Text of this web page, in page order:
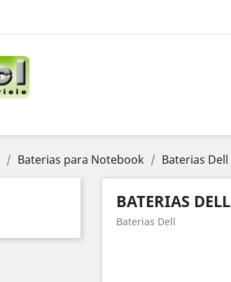
Baterias para Notebook Baterias Dell
BATERIAS DELL
Baterias Dell